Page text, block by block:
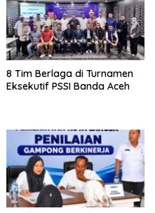
8 Tim Berlaga di Turnamen
Eksekutif PSSI Banda Aceh